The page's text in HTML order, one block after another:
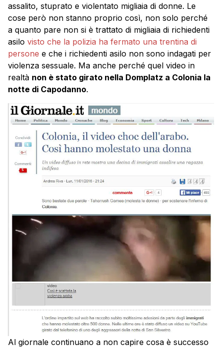
assalito, stuprato e violentato migliaia di donne. Le
cose però non stanno proprio così, non solo perché
a quanto pare non si è trattato di migliaia di richiedenti
asilo visto che la polizia ha fermato una trentina di
persone e che i richiedenti asilo non sono indagati per
violenza sessuale. Ma anche perché quel video in
realtà non è stato girato nella Domplatz a Colonia la
notte di Capodanno.
Al giornale continuano a non capire cosa è successo